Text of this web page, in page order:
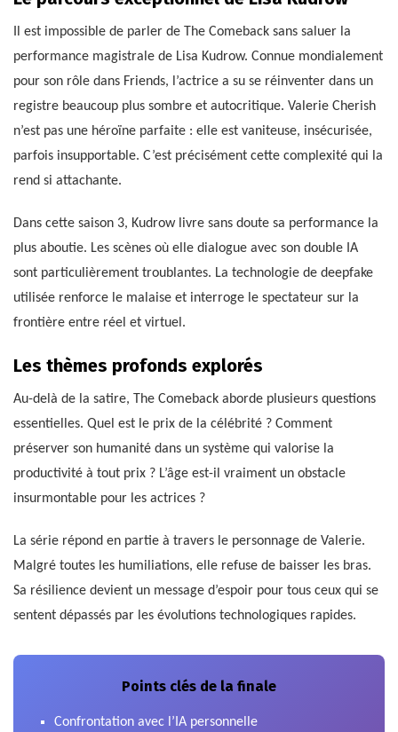
Il est impossible de parler de The Comeback sans saluer la
performance magistrale de Lisa Kudrow. Connue mondialement
pour son rôle dans Friends, l’actrice a su se réinventer dans un
registre beaucoup plus sombre et autocritique. Valerie Cherish
n’est pas une héroïne parfaite : elle est vaniteuse, insécurisée,
parfois insupportable. C’est précisément cette complexité qui la
rend si attachante.
Dans cette saison 3, Kudrow livre sans doute sa performance la
plus aboutie. Les scènes où elle dialogue avec son double IA
sont particulièrement troublantes. La technologie de deepfake
utilisée renforce le malaise et interroge le spectateur sur la
frontière entre réel et virtuel.
Les thèmes profonds explorés
Au-delà de la satire, The Comeback aborde plusieurs questions
essentielles. Quel est le prix de la célébrité ? Comment
préserver son humanité dans un système qui valorise la
productivité à tout prix ? L’âge est-il vraiment un obstacle
insurmontable pour les actrices ?
La série répond en partie à travers le personnage de Valerie.
Malgré toutes les humiliations, elle refuse de baisser les bras.
Sa résilience devient un message d’espoir pour tous ceux qui se
sentent dépassés par les évolutions technologiques rapides.
Points clés de la finale
Confrontation avec l’IA personnelle